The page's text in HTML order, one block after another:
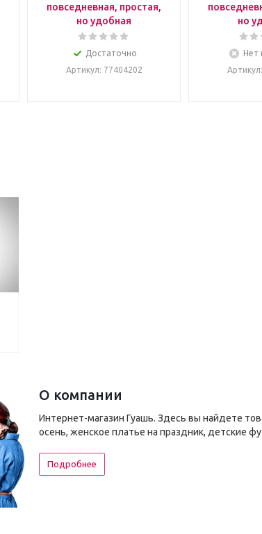
повседневная, простая,
но удобная
Достаточно
Артикул: 77404202
но
Нет
Артикул
О компании
Интернет-магазин Гуашь. Здесь вы найдете
осень, женское платье на праздник, детские
Подробнее